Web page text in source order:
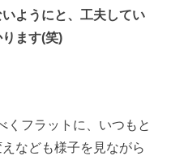
ようにと、工夫してい
ます(笑)
くフラットに、いつもと
なども様子を見ながら